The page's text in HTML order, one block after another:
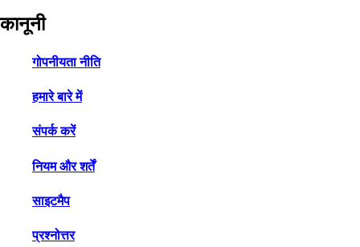
कानूनी
गोपनीयता नीति
हमारे बारे में
संपर्क करें
नियम और शर्तें
साइटमैप
प्रश्नोत्तर